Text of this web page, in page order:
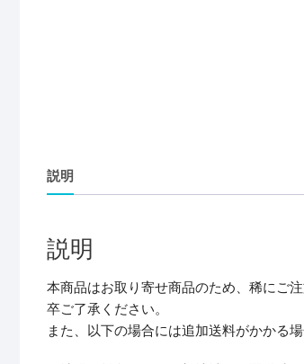
説明
説明
本商品はお取り寄せ商品のため、稀にご
卒ご了承ください。
また、以下の場合には追加送料がかかる場